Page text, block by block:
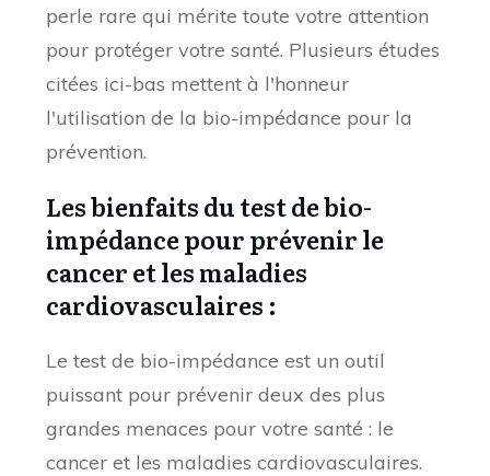
perle rare qui mérite toute votre attention
pour protéger votre santé. Plusieurs études
citées ici-bas mettent à l'honneur
l'utilisation de la bio-impédance pour la
prévention.
Les bienfaits du test de bio-
impédance pour prévenir le
cancer et les maladies
cardiovasculaires :
Le test de bio-impédance est un outil
puissant pour prévenir deux des plus
grandes menaces pour votre santé : le
cancer et les maladies cardiovasculaires.